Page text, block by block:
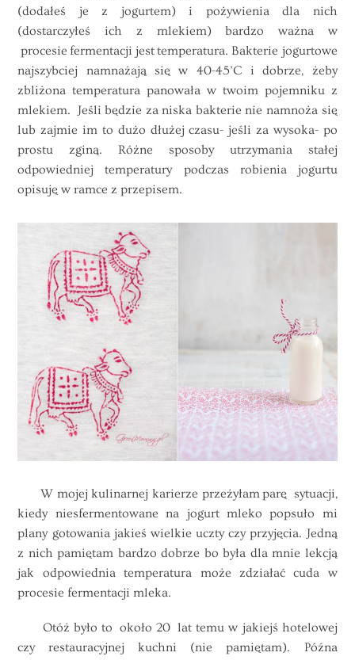
(dodałeś je z jogurtem) i pożywienia dla nich
(dostarczyłeś ich z mlekiem) bardzo ważna w
procesie fermentacji jest temperatura. Bakterie jogurtowe
najszybciej namnażają się w 40-45’C i dobrze, żeby
zbliżona temperatura panowała w twoim pojemniku z
mlekiem. Jeśli będzie za niska bakterie nie namnoża się
lub zajmie im to dużo dłużej czasu- jeśli za wysoka- po
prostu zginą. Różne sposoby utrzymania stałej
odpowiedniej temperatury podczas robienia jogurtu
opisuję w ramce z przepisem.
W mojej kulinarnej karierze przeżyłam parę sytuacji,
kiedy niesfermentowane na jogurt mleko popsuło mi
plany gotowania jakieś wielkie uczty czy przyjęcia. Jedną
z nich pamiętam bardzo dobrze bo była dla mnie lekcją
jak odpowiednia temperatura może zdziałać cuda w
procesie fermentacji mleka.
Otóż było to około 20 lat temu w jakiejś hotelowej
czy restauracyjnej kuchni (nie pamiętam). Późna